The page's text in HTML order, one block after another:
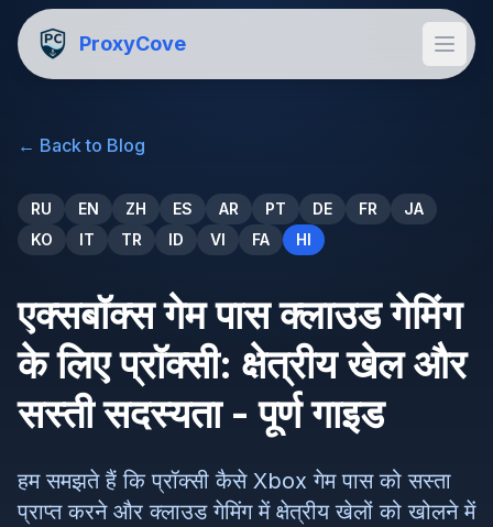
ProxyCove
← Back to Blog
RU EN ZH ES AR PT DE FR
JA
KO
IT TR ID VI FA HI
एक्सबॉक्स गेम पास क्लाउड गेमिंग
के लिए प्रॉक्सी: क्षेत्रीय खेल और
सस्ती सदस्यता - पूर्ण गाइड
हम समझते हैं कि प्रॉक्सी कैसे Xbox गेम पास को सस्ता
प्राप्त करने और क्लाउड गेमिंग में क्षेत्रीय खेलों को खोलने में